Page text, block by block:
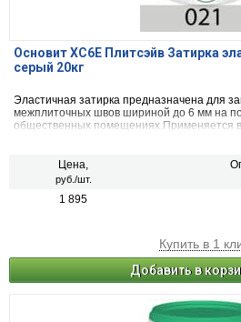
Основит ХС6Е Плитсэйв Затирка
серый 20кг
Эластичная затирка предназначена для
межплиточных швов шириной до 6 мм на
общественных помещениях.Применяется
Цена,
руб./шт.
1 895
Купить в 1
Добавить в